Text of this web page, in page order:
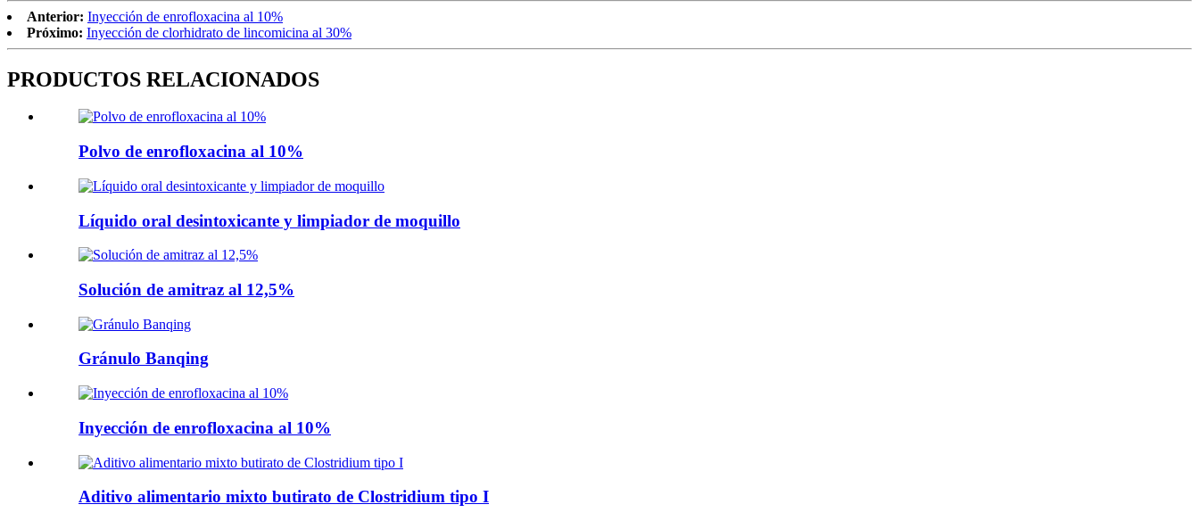
Anterior: Inyección de enrofloxacina al 10%
Próximo: Inyección de clorhidrato de lincomicina al 30%
PRODUCTOS RELACIONADOS
Polvo de enrofloxacina al 10%
Líquido oral desintoxicante y limpiador de moquillo
Solución de amitraz al 12,5%
Gránulo Banqing
Inyección de enrofloxacina al 10%
Aditivo alimentario mixto butirato de Clostridium tipo I